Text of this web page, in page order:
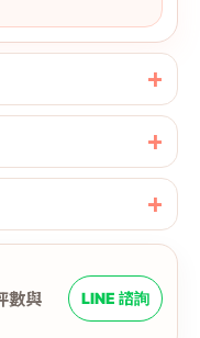
數與
LINE 諮詢